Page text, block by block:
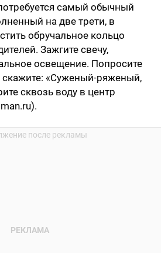
самый обычный
на две трети, в
обручальное кольцо
Зажгите свечу,
освещение. Попросите
скажите: «Суженый-ряженый,
сквозь воду в центр